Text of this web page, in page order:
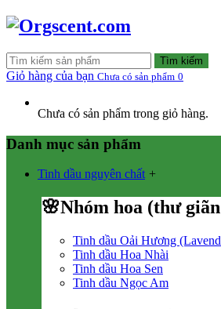
Tìm kiếm
Giỏ hàng của bạn Chưa có sản phẩm 0
Chưa có sản phẩm trong giỏ hàng.
Danh mục sản phẩm
Tinh dầu nguyên chất +
🌸Nhóm hoa (thư
Tinh dầu Oải Hương
Tinh dầu Hoa Nhài
Tinh dầu Hoa Sen
Tinh dầu Ngọc Am